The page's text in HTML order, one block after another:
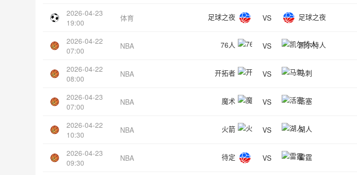
2026-04-23
19:00
体育 足球之夜 VS 足球之夜
2026-04-22
07:00
NBA 76人 VS 凯尔特人
2026-04-22
08:00
NBA 开拓者 VS 马刺
2026-04-23
07:00
NBA 魔术 VS 活塞
2026-04-22
10:30
NBA 火箭 VS 湖人
2026-04-23
09:30
NBA 待定 VS 雷霆